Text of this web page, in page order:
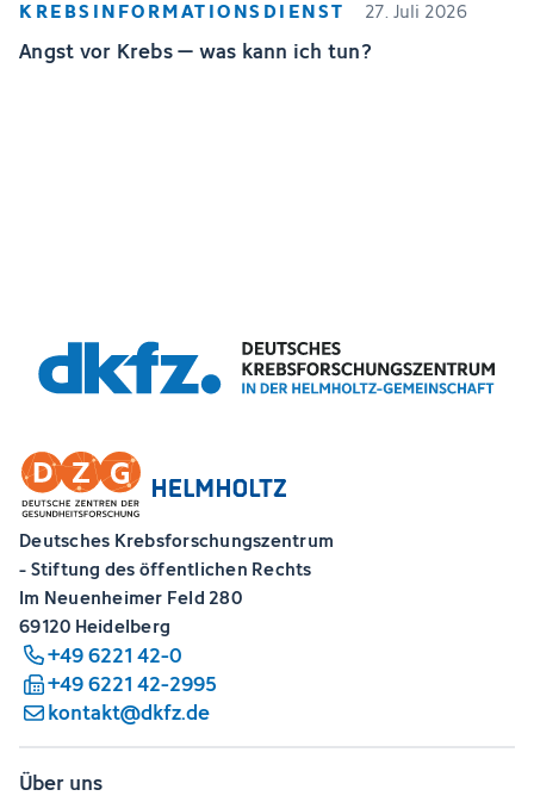
KREBSINFORMATIONSDIENST 27. Juli 2026
Angst vor Krebs – was kann ich tun?
Deutsches Krebsforschungszentrum
- Stiftung des öffentlichen Rechts
Im Neuenheimer Feld 280
69120 Heidelberg
+49 6221 42-0
+49 6221 42-2995
kontakt@dkfz.de
Über uns